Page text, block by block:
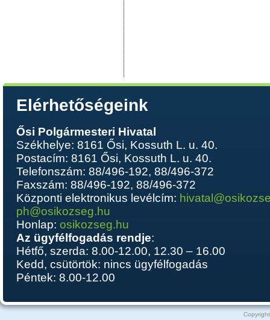
Elérhetőségeink
Ősi Polgármesteri Hivatal
Székhelye: 8161 Ősi, Kossuth L. u. 40.
Postacím: 8161 Ősi, Kossuth L. u. 40.
Telefonszám: 88/496-192, 88/496-372
Faxszám: 88/496-192, 88/496-372
Központi elektronikus levélcím:
ph@osikozseg.hu
Honlap:osikozseg.hu
Az ügyfélfogadás rendje:
Hétfő, szerda: 8.00-12.00, 12.30 – 16.00
Kedd, csütörtök: nincs ügyfélfogadás
Péntek: 8.00-12.00